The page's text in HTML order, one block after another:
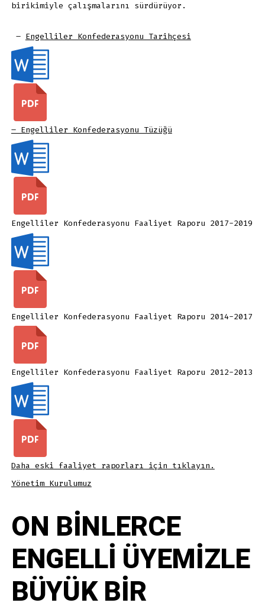
birikimiyle çalışmalarını sürdürüyor.
– Engelliler Konfederasyonu Tarihçesi
– Engelliler Konfederasyonu Tüzüğü
Engelliler Konfederasyonu Faaliyet Raporu 2017-2019
Engelliler Konfederasyonu Faaliyet Raporu 2014-2017
Engelliler Konfederasyonu Faaliyet Raporu 2012-2013
Daha eski faaliyet raporları için tıklayın.
Yönetim Kurulumuz
ON BİNLERCE
ENGELLİ ÜYEMİZLE
BÜYÜK BİR